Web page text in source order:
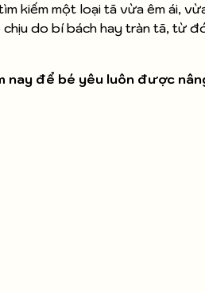
kiếm một loại tã vừa êm ái,
do bí bách hay tràn tã, từ
nay để bé yêu luôn được